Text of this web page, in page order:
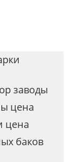
заводы
цена
цена
баков